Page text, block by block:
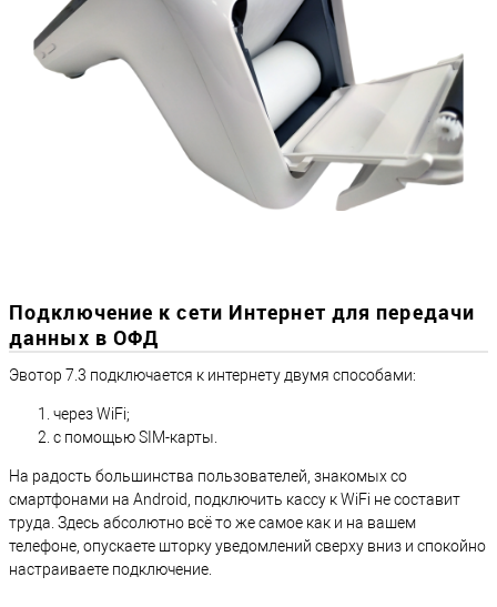
Подключение к сети Интернет для передачи
данных в ОФД
Эвотор 7.3 подключается к интернету двумя способами:
через WiFi;
с помощью SIM-карты.
На радость большинства пользователей, знакомых со
смартфонами на Android, подключить кассу к WiFi не составит
труда. Здесь абсолютно всё то же самое как и на вашем
телефоне, опускаете шторку уведомлений сверху вниз и спокойно
настраиваете подключение.